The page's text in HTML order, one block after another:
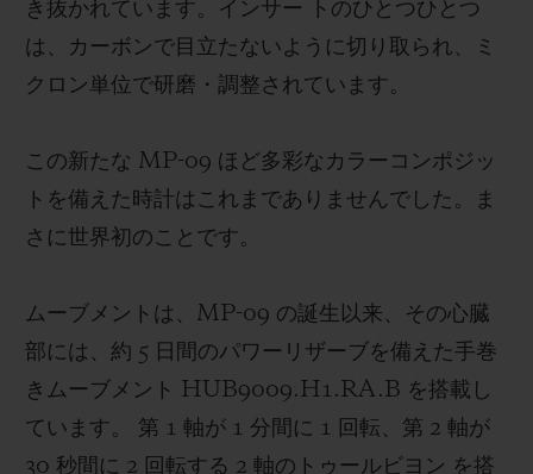
き抜かれています。インサー トのひとつひとつ
は、カーボンで目立たないように切り取られ、ミ
クロン単位で研磨・調整されています。
この新たな MP-09 ほど多彩なカラーコンポジッ
トを備えた時計はこれまでありませんでした。ま
さに世界初のことです。
ムーブメントは、 MP-09 の誕生以来、その心臓
部には、約 5 日間のパワーリザーブを備えた手巻
きムーブメント HUB9009.H1.RA.B を搭載し
ています。 第 1 軸が 1 分間に 1 回転、第 2 軸が
30 秒間に 2 回転する 2 軸のトゥールビヨン を搭